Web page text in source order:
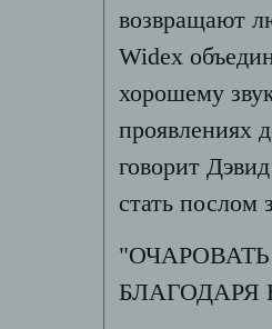
возвращают
Widex
хорошему
проявлениях
говорит
стать послом
БЛАГОДАРЯ